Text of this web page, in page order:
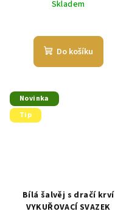
Skladem
hodnocení
produktu
Do košíku
Novinka
Tip
Bílá šalvěj s dračí krví
VYKUŘOVACÍ SVAZEK